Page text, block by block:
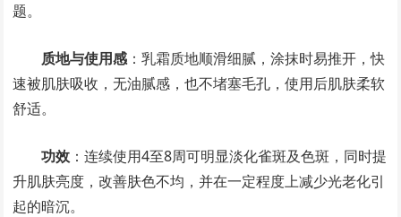
题。
质地与使用感：乳霜质地顺滑细腻，涂抹时易推开，快
速被肌肤吸收，无油腻感，也不堵塞毛孔，使用后肌肤柔软
舒适。
功效 ：连续使用4至8周可明显淡化雀斑及色斑，同时提
升肌肤亮度，改善肤色不均，并在一定程度上减少光老化引
起的暗沉。